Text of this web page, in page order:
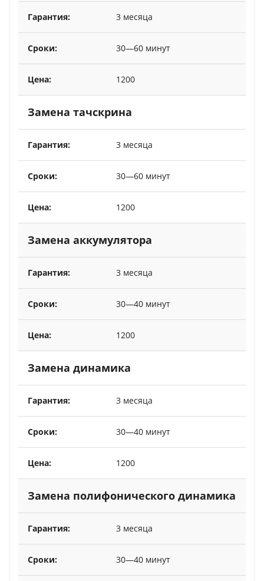
3 месяца
30—60 минут
1200
Замена тачскрина
3 месяца
30—60 минут
1200
Замена аккумулятора
3 месяца
30—40 минут
1200
Замена динамика
3 месяца
30—40 минут
1200
Замена полифонического динамика
3 месяца
30—40 минут